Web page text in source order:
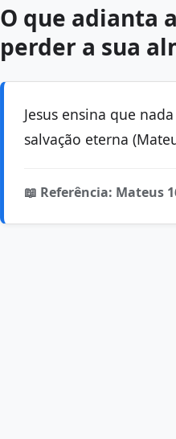
O que adianta
perder a sua
Jesus ensina que
salvação eterna
📖 Referência: Mateus